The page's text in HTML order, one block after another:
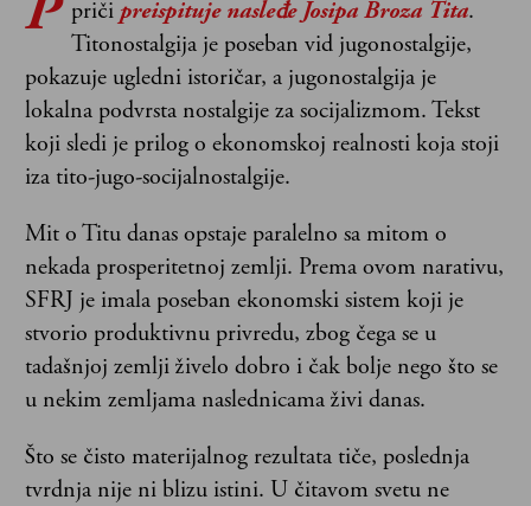
priči preispituje nasleđe Josipa Broza Tita.
Titonostalgija je poseban vid jugonostalgije,
pokazuje ugledni istoričar, a jugonostalgija je
lokalna podvrsta nostalgije za socijalizmom. Tekst
koji sledi je prilog o ekonomskoj realnosti koja stoji
iza tito-jugo-socijalnostalgije.
Mit o Titu danas opstaje paralelno sa mitom o
nekada prosperitetnoj zemlji. Prema ovom narativu,
SFRJ je imala poseban ekonomski sistem koji je
stvorio produktivnu privredu, zbog čega se u
tadašnjoj zemlji živelo dobro i čak bolje nego što se
u nekim zemljama naslednicama živi danas.
Što se čisto materijalnog rezultata tiče, poslednja
tvrdnja nije ni blizu istini. U čitavom svetu ne